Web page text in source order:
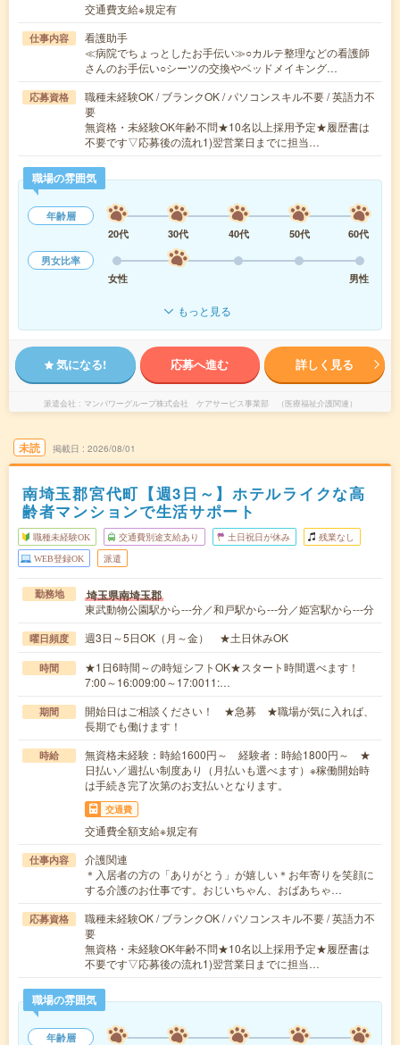
交通費支給※規定有
仕事内容
看護助手
≪病院でちょっとしたお手伝い≫○カルテ整理などの看護師
さんのお手伝い○シーツの交換やベッドメイキング…
応募資格
職種未経験OK / ブランクOK / パソコンスキル不要 / 英語力不
要
無資格・未経験OK年齢不問★10名以上採用予定★履歴書は
不要です▽応募後の流れ1)翌営業日までに担当…
職場の雰囲気
年齢層
20代
30代 40代 50代
60代
男女比率
女性
男性
もっと見る
気になる! 応募へ進む 詳しく見る
派遣会社 マンパワーグループ株式会社 ケアサービス事業部 （医療福祉介護関連）
未読 掲載日 2026/08/01
南埼玉郡宮代町【週3日～】ホテルライクな高
齢者マンションで生活サポート
職種未経験OK 交通費別途支給あり 土日祝日が休み 残業なし
WEB登録OK 派遣
勤務地 埼玉県南埼玉郡
東武動物公園駅から---分／和戸駅から---分／姫宮駅から---分
曜日頻度 週3日～5日OK（月～金） ★土日休みOK
時間
★1日6時間～の時短シフトOK★スタート時間選べます！
7:00～16:009:00～17:0011:…
期間
開始日はご相談ください！ ★急募 ★職場が気に入れば、
長期でも働けます！
時給
無資格未経験：時給1600円～ 経験者：時給1800円～ ★
日払い／週払い制度あり（月払いも選べます）※稼働開始時
は手続き完了次第のお支払いとなります。
交通費
交通費全額支給※規定有
仕事内容
介護関連
＊入居者の方の「ありがとう」が嬉しい＊お年寄りを笑顔に
する介護のお仕事です。おじいちゃん、おばあちゃ…
応募資格
職種未経験OK / ブランクOK / パソコンスキル不要 / 英語力不
要
無資格・未経験OK年齢不問★10名以上採用予定★履歴書は
不要です▽応募後の流れ1)翌営業日までに担当…
職場の雰囲気
年齢層